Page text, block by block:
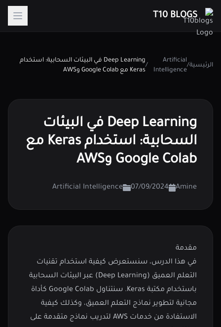
T10 BLOGS
الرئيسية/
Artificial
Intelligence
/
Deep Learning في البيئات السحابية: استخدام
Keras مع Google Colab وAWS
Deep Learning في البيئات
السحابية: استخدام Keras مع
Google Colab وAWS
Amine
07/09/2024
Artificial Intelligence
مقدمة
في هذا الدرس، سنستعرض كيفية استخدام تقنيات
التعلم العميق (Deep Learning) عبر البيئات السحابية
باستخدام مكتبة Keras. سنتناول Google Colab كأداة
مجانية لتطوير نماذج التعلم العميق، وكذلك كيفية
الاستفادة من خدمات AWS لتدريب نماذج متقدمة على